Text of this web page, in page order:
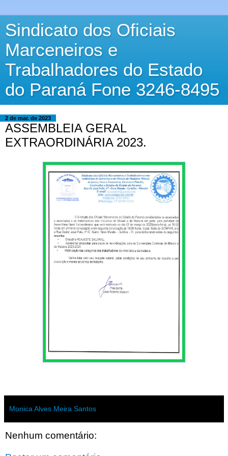
Sindicato dos Oficiais
Marceneiros e
Trabalhadores do Estado
do Paraná Fone 3246-8495
2 de mar. de 2023
ASSEMBLEIA GERAL
EXTRAORDINÁRIA 2023.
Monica Alves Meira Santos
Nenhum comentário: